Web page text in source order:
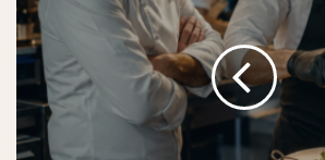
a
Experiência
Vira
Resistência
na
Cozinha
Profissional